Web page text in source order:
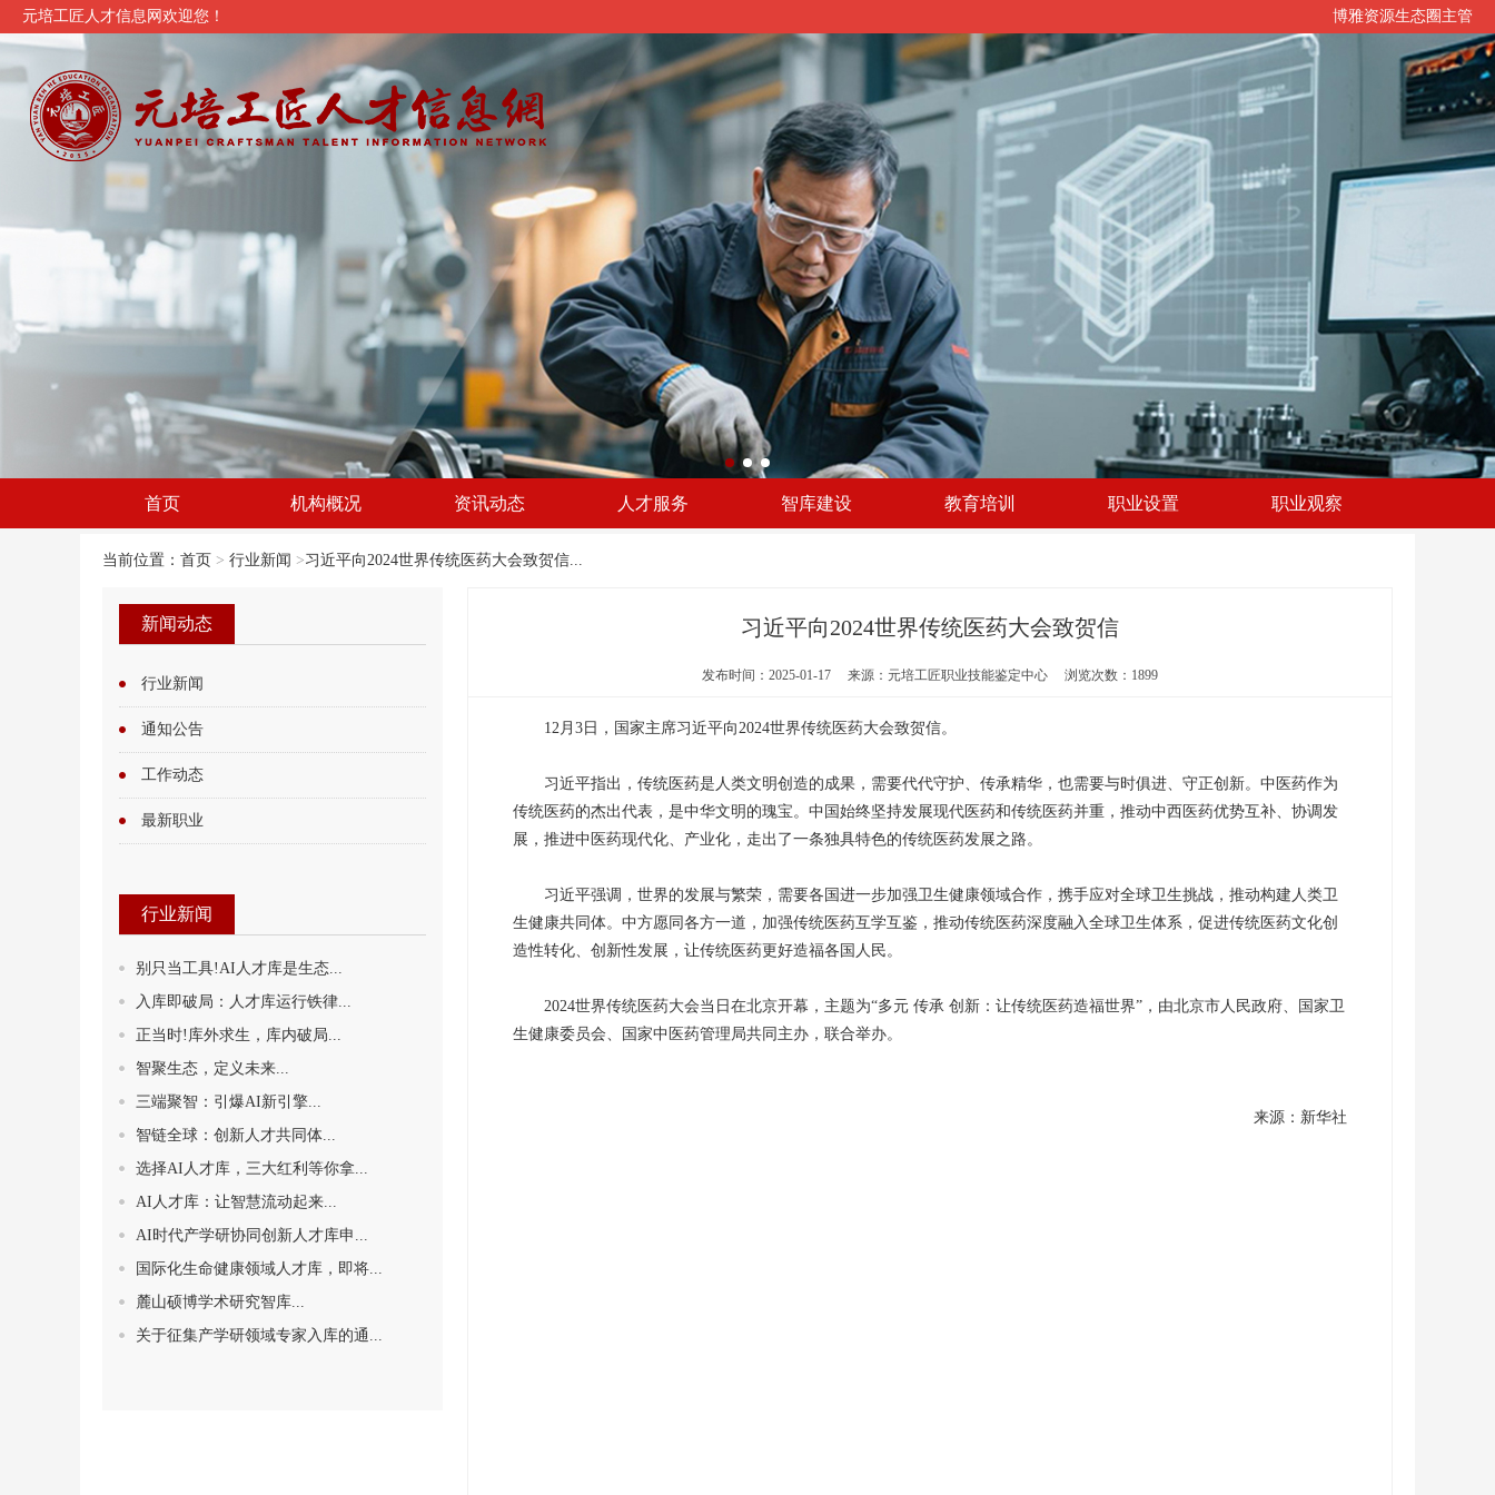
博雅资源生态圈主管
元培工匠人才信息网欢迎您！
首页 机构概况 资讯动态 人才服务 智库建设 教育培训 职业设置 职业观察
当前位置： 首页 > 行业新闻 >习近平向2024世界传统医药大会致贺信...
新闻动态
行业新闻
通知公告
工作动态
最新职业
行业新闻
别只当工具!AI人才库是生态...
入库即破局：人才库运行铁律...
正当时!库外求生，库内破局...
智聚生态，定义未来...
三端聚智：引爆AI新引擎...
智链全球：创新人才共同体‌...
选择AI人才库，三大红利等你拿...
AI人才库：让智慧流动起来...
AI时代产学研协同创新人才库申...
国际化生命健康领域人才库，即将...
麓山硕博学术研究智库...
关于征集产学研领域专家入库的通...
习近平向2024世界传统医药大会致贺信
发布时间：2025-01-17 来源：元培工匠职业技能鉴定中心 浏览次数：1899
12月3日，国家主席习近平向2024世界传统医药大会致贺信。
习近平指出，传统医药是人类文明创造的成果，需要代代守护、传承精华，也需要与时俱进、守正创新。中医药作为
传统医药的杰出代表，是中华文明的瑰宝。中国始终坚持发展现代医药和传统医药并重，推动中西医药优势互补、协调发
展，推进中医药现代化、产业化，走出了一条独具特色的传统医药发展之路。
习近平强调，世界的发展与繁荣，需要各国进一步加强卫生健康领域合作，携手应对全球卫生挑战，推动构建人类卫
生健康共同体。中方愿同各方一道，加强传统医药互学互鉴，推动传统医药深度融入全球卫生体系，促进传统医药文化创
造性转化、创新性发展，让传统医药更好造福各国人民。
2024世界传统医药大会当日在北京开幕，主题为“多元 传承 创新：让传统医药造福世界”，由北京市人民政府、国家卫
生健康委员会、国家中医药管理局共同主办，联合举办。
来源：新华社